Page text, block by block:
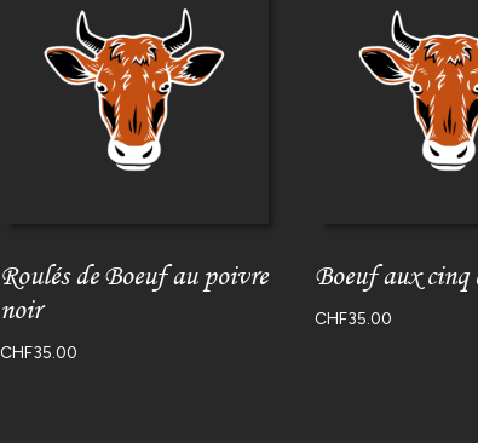
Roulés de Boeuf au poivre
noir
CHF35.00
Boeuf aux cinq
CHF35.00